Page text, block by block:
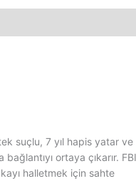
suçlu, 7 yıl hapis yatar ve
ortaya çıkarır. FBI
halletmek için sahte